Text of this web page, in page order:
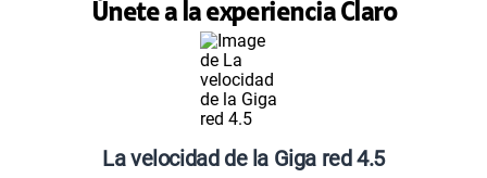
Únete a la experiencia Claro
La velocidad de la Giga red 4.5